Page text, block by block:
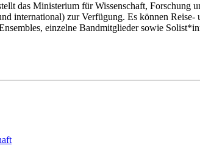
das Ministerium für Wissenschaft,
international) zur Verfügung. Es können
, einzelne Bandmitgliedersowie